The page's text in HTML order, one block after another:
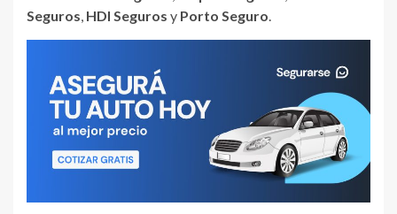
Seguros, HDI Seguros y Porto Seguro.